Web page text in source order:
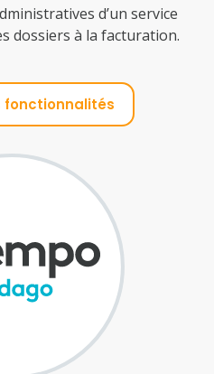
d’un service
dossiers à la facturation.
fonctionnalités